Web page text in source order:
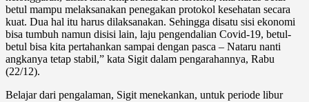
betul mampu melaksanakan penegakan protokol kesehatan secara
kuat. Dua hal itu harus dilaksanakan. Sehingga disatu sisi ekonomi
bisa tumbuh namun disisi lain, laju pengendalian Covid-19, betul-
betul bisa kita pertahankan sampai dengan pasca – Nataru nanti
angkanya tetap stabil,” kata Sigit dalam pengarahannya, Rabu
(22/12).
Belajar dari pengalaman, Sigit menekankan, untuk periode libur